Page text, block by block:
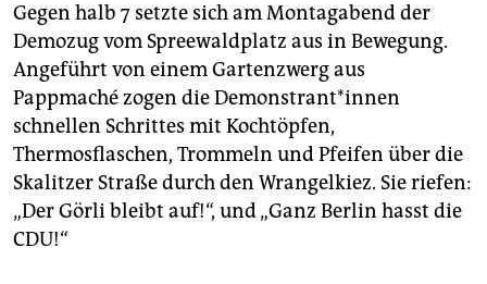
Gegen halb 7 setzte sich am Montagabend der
Demozug vom Spreewaldplatz aus in Bewegung.
Angeführt von einem Gartenzwerg aus
Pappmaché zogen die Demonstrant*in­nen
schnellen Schrittes mit Kochtöpfen,
Thermosflaschen, Trommeln und Pfeifen über die
Skalitzer Straße durch den Wrangelkiez. Sie riefen:
„Der Görli bleibt auf!“, und „Ganz Berlin hasst die
CDU!“